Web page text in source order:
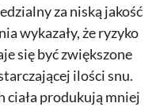
za niską jakość
wykazały, że ryzyko
się być zwiększone
ilości snu.
ciała produkują mniej